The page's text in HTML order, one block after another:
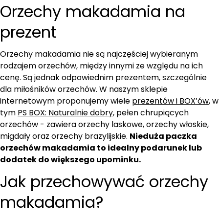
Orzechy makadamia na
prezent
Orzechy makadamia nie są najczęściej wybieranym
rodzajem orzechów, między innymi ze względu na ich
cenę. Są jednak odpowiednim prezentem, szczególnie
dla miłośników orzechów. W naszym sklepie
internetowym proponujemy wiele prezentów i BOX’ów, w
tym PS BOX: Naturalnie dobry, pełen chrupiących
orzechów - zawiera orzechy laskowe, orzechy włoskie,
migdały oraz orzechy brazylijskie. Nieduża paczka
orzechów makadamia to idealny podarunek lub
dodatek do większego upominku.
Jak przechowywać orzechy
makadamia?